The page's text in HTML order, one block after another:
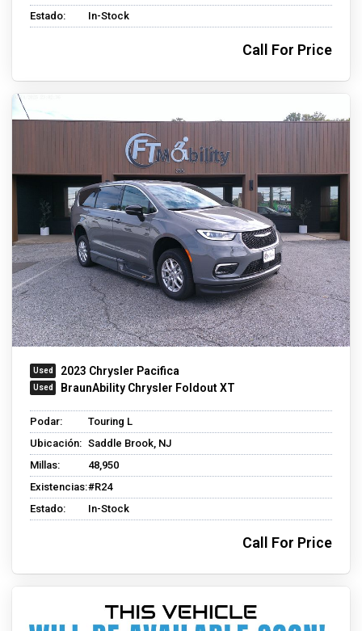
Estado: In-Stock
Call For Price
2023 Chrysler Pacifica
BraunAbility Chrysler Foldout XT
Podar:
Touring L
Ubicación: Saddle Brook, NJ
Millas:
48,950
Existencias:#R24
Estado:
In-Stock
Call For Price